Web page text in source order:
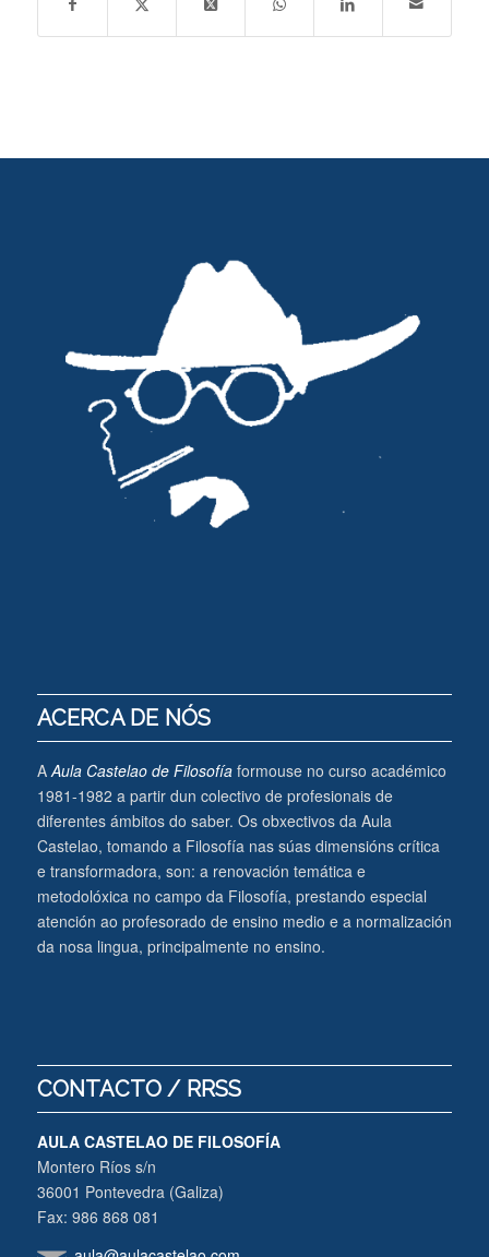
ACERCA DE NÓS
AAula Castelao de Filosofíaformouse no curso académico
1981-1982 a partir dun colectivo de profesionais de
diferentes ámbitos do saber. Os obxectivos da Aula
Castelao, tomando a Filosofía nas súas dimensións crítica
e transformadora, son: a renovación temática e
metodolóxica no campo da Filosofía, prestando especial
atención ao profesorado de ensino medio e a normalización
da nosa lingua, principalmente no ensino.
CONTACTO / RRSS
AULA CASTELAO DE FILOSOFÍA
Montero Ríos s/n
36001 Pontevedra (Galiza)
Fax: 986 868 081